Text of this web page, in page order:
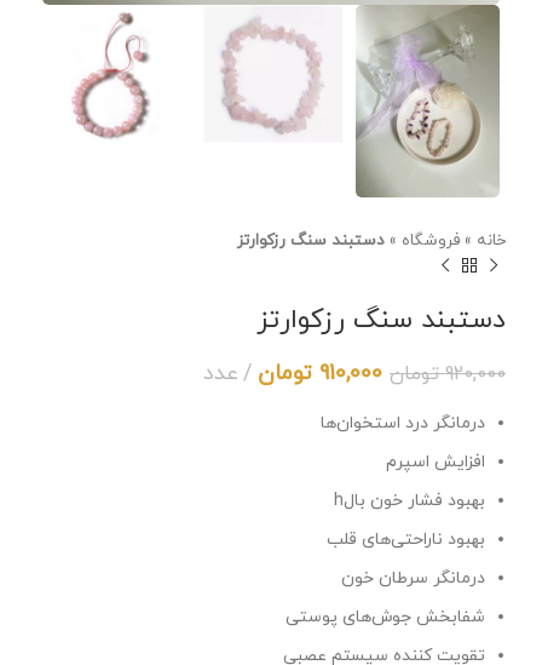
خانه » فروشگاه » دستبند سنگ رزکوارتز
دستبند سنگ رزکوارتز
920,000 تومان 910,000 تومان عدد
درمانگر درد استخوان‌ها
افزایش اسپرم
بهبود فشار خون بالh
بهبود ناراحتی‌های قلب
درمانگر سرطان خون
شفابخش جوش‌های پوستی
تقویت کننده سیستم عصبی